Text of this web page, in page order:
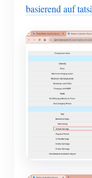
basierend auf